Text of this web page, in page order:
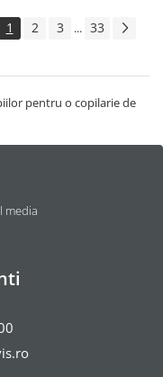
1 2 3 ... 33
pentru o copilarie de
media